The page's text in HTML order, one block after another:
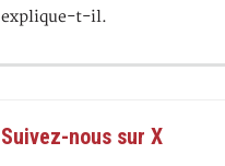
explique-t-il.
Suivez-nous sur X